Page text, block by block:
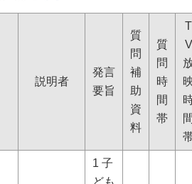
説明者
発言
要旨
質
問
補
助
資
料
質
問
時
間
帯
T
V
1 子